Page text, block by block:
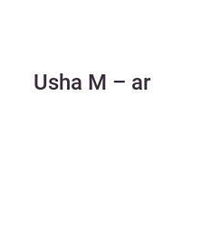
Usha M – ar